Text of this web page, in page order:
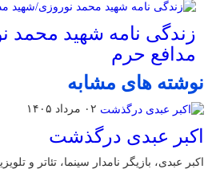
زندگی نامه شهید محمد
مدافع حرم
نوشته های مشابه
۰۲ مرداد ۱۴۰۵
اکبر عبدی درگذشت
اکبر عبدی، بازیگر نامدار سینما، تئاتر و